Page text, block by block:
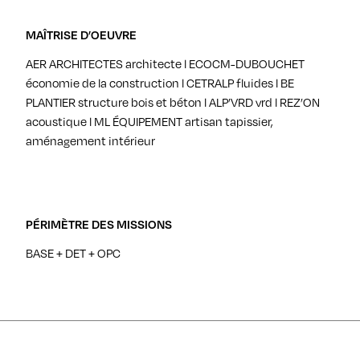
MAÎTRISE D’OEUVRE
AER ARCHITECTES architecte l ECOCM-DUBOUCHET
économie de la construction l CETRALP fluides l BE
PLANTIER structure bois et béton l ALP’VRD vrd l REZ’ON
acoustique l ML ÉQUIPEMENT artisan tapissier,
aménagement intérieur
PÉRIMÈTRE DES MISSIONS
BASE + DET + OPC